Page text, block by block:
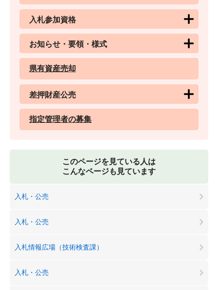
入札参加資格
お知らせ・要領・様式
県有資産売却
差押財産公売
指定管理者の募集
このページを見ている人は
こんなページも見ています
入札・公売
入札・公売
入札情報広場（技術検査課）
入札・公売